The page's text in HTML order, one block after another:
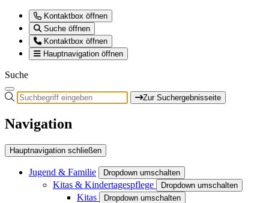
Kontaktbox öffnen
Suche öffnen
Kontaktbox öffnen
Hauptnavigation öffnen
Suche
Zur Suchergebnisseite
Navigation
Hauptnavigation schließen
Jugend & Familie Dropdown umschalten
Kitas & Kindertagespflege Dropdown umschalten
Kitas Dropdown umschalten